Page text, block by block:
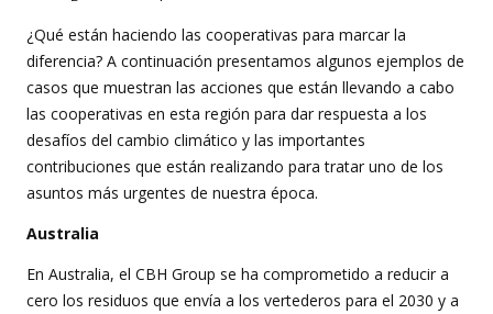
¿Qué están haciendo las cooperativas para marcar la
diferencia? A continuación presentamos algunos ejemplos de
casos que muestran las acciones que están llevando a cabo
las cooperativas en esta región para dar respuesta a los
desafíos del cambio climático y las importantes
contribuciones que están realizando para tratar uno de los
asuntos más urgentes de nuestra época.
Australia
En Australia, el CBH Group se ha comprometido a reducir a
cero los residuos que envía a los vertederos para el 2030 y a